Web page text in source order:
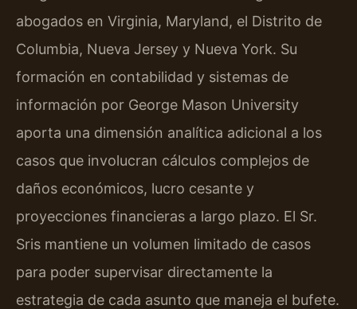
abogados en Virginia, Maryland, el Distrito de
Columbia, Nueva Jersey y Nueva York. Su
formación en contabilidad y sistemas de
información por George Mason University
aporta una dimensión analítica adicional a los
casos que involucran cálculos complejos de
daños económicos, lucro cesante y
proyecciones financieras a largo plazo. El Sr.
Sris mantiene un volumen limitado de casos
para poder supervisar directamente la
estrategia de cada asunto que maneja el bufete.